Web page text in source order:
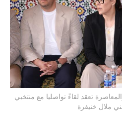
تعقد لقاءً تواصليا مع منتخبي
بني ملال خنيفرة